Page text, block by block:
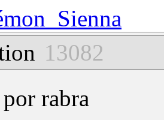
13082
rabra